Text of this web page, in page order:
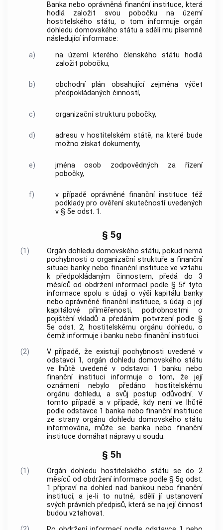
Banka nebo oprávněná finanční instituce, která
hodlá založit svou pobočku na území
hostitelského státu, o tom informuje orgán
dohledu domovského státu a sdělí mu písemně
následující informace:
a)
na území kterého členského státu hodlá
založit pobočku,
b)
obchodní plán obsahující zejména výčet
předpokládaných činností,
c) organizační strukturu pobočky,
d)
adresu v hostitelském státě, na které bude
možno získat dokumenty,
e)
jména osob zodpovědných za řízení
pobočky,
f)
v případě oprávněné finanční instituce též
podklady pro ověření skutečností uvedených
v § 5e odst. 1.
§ 5g
(1)
Orgán dohledu domovského státu, pokud nemá
pochybnosti o organizační struktuře a finanční
situaci banky nebo finanční instituce ve vztahu
k předpokládaným činnostem, předá do 3
měsíců od obdržení informací podle § 5f tyto
informace spolu s údaji o výši kapitálu banky
nebo oprávněné finanční instituce, s údaji o její
kapitálové přiměřenosti, podrobnostmi o
pojištění vkladů a předáním potvrzení podle §
5e odst. 2, hostitelskému orgánu dohledu, o
čemž informuje i banku nebo finanční instituci.
(2)
V případě, že existují pochybnosti uvedené v
odstavci 1, orgán dohledu domovského státu
ve lhůtě uvedené v odstavci 1 banku nebo
finanční instituci informuje o tom, že její
oznámení nebylo předáno hostitelskému
orgánu dohledu, a svůj postup odůvodní. V
tomto případě a v případě, kdy není ve lhůtě
podle odstavce 1 banka nebo finanční instituce
ze strany orgánu dohledu domovského státu
informována, může se banka nebo finanční
instituce domáhat nápravy u soudu.
§ 5h
(1)
Orgán dohledu hostitelského státu se do 2
měsíců od obdržení informace podle § 5g odst.
1 připraví na dohled nad bankou nebo finanční
institucí, a je-li to nutné, sdělí jí ustanovení
svých právních předpisů, která se na její činnost
budou vztahovat.